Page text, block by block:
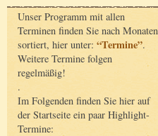
Unser Programm mit allen
Terminen finden Sie nach Monaten
sortiert, hier unter: “Termine”.
Weitere Termine folgen
regelmäßig!
.
Im Folgenden finden Sie hier auf
der Startseite ein paar Highlight-
Termine: